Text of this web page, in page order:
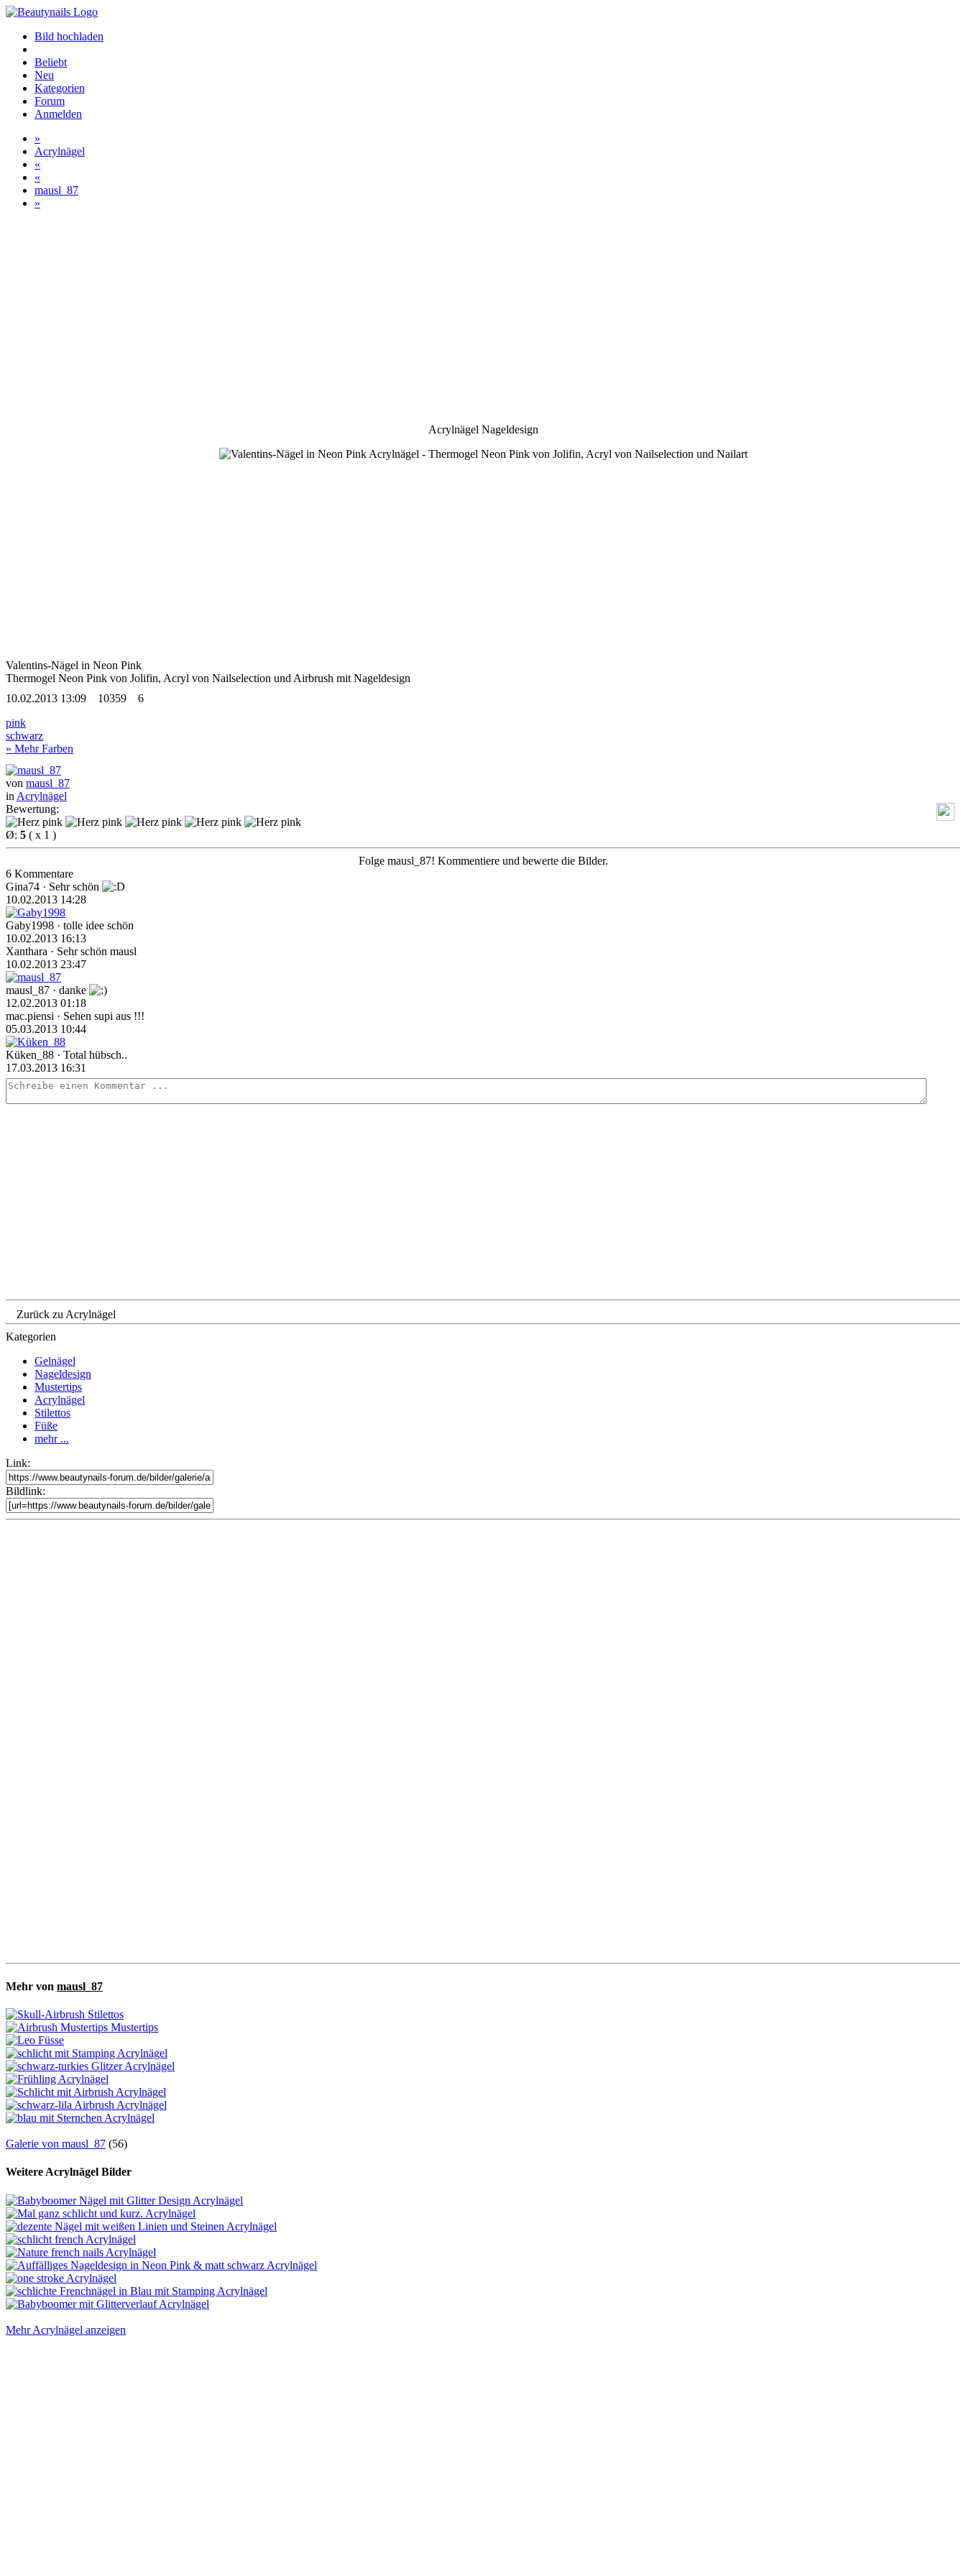
Bild hochladen
Beliebt
Neu
Kategorien
Forum
Anmelden
»
Acrylnägel
«
«
mausl_87
»
Acrylnägel Nageldesign
Valentins-Nägel in Neon Pink
Thermogel Neon Pink von Jolifin, Acryl von Nailselection und Airbrush mit Nageldesign
10.02.2013 13:09
10359
6
pink
schwarz
» Mehr Farben
von mausl_87
inAcrylnägel
Bewertung:
Ø: 5 ( x 1 )
Folge mausl_87! Kommentiere und bewerte die Bilder.
6 Kommentare
Gina74 · Sehr schön
10.02.2013 14:28
Gaby1998 · tolle idee schön
10.02.2013 16:13
Xanthara · Sehr schön mausl
10.02.2013 23:47
mausl_87 · danke
12.02.2013 01:18
mac.piensi · Sehen supi aus !!!
05.03.2013 10:44
Küken_88 · Total hübsch..
17.03.2013 16:31
Zurück zu Acrylnägel
Kategorien
Gelnägel
Nageldesign
Mustertips
Acrylnägel
Stilettos
Füße
mehr ...
Link:
Bildlink:
Mehr von mausl_87
Galerie von mausl_87 (56)
Weitere Acrylnägel Bilder
Mehr Acrylnägel anzeigen